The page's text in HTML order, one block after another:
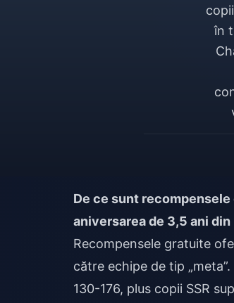
în
De ce sunt
aniversarea de 3,5 ani
Recompensele gratuite
către echipe de tip
130-176, plus copii SSR